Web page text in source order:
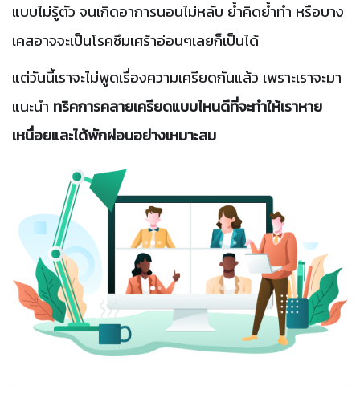
แบบไม่รู้ตัว จนเกิดอาการนอนไม่หลับ ย้ำคิดย้ำทำ หรือบาง
เคสอาจจะเป็นโรคซึมเศร้าอ่อนๆเลยก็เป็นได้
แต่วันนี้เราจะไม่พูดเรื่องความเครียดกันแล้ว เพราะเราจะมา
แนะนำ ทริคการคลายเครียดแบบไหนดีที่จะทำให้เราหาย
เหนื่อยและได้พักผ่อนอย่างเหมาะสม